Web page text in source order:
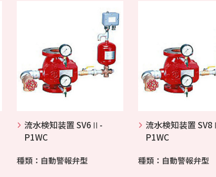
流水検知装置 SV6Ⅱ-
P1WC
種類：自動警報弁型
流水検知装置
P1WC
種類：自動警報弁型